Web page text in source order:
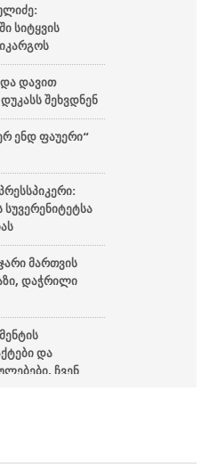
სიტყვის
და დავით
შეხვდნენ
ენდ ფაუერი“
მართვის
დაჭრილი
და
ჩვენ
განცხადება
და აზიანებს